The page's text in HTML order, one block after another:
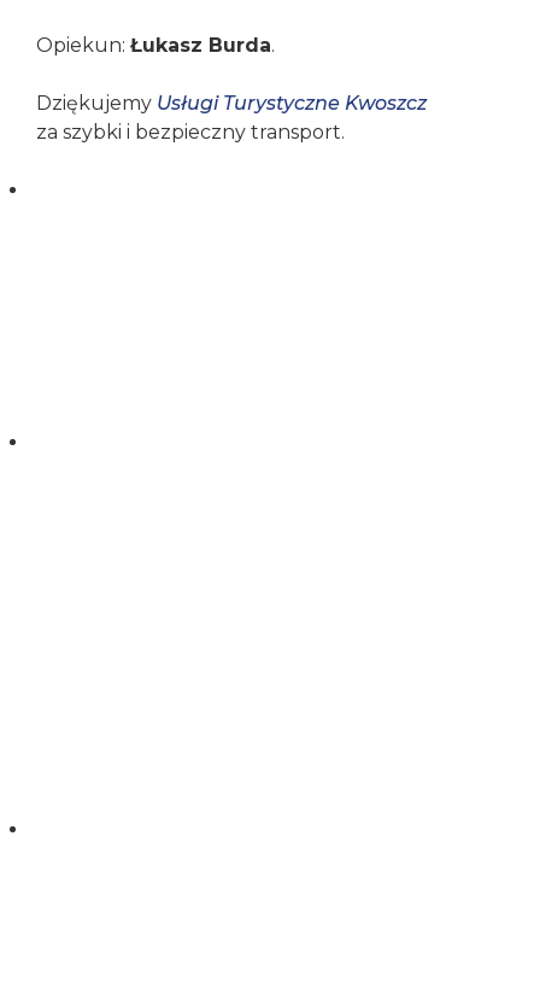
Opiekun: Łukasz Burda.
Dziękujemy Usługi Turystyczne Kwoszcz
za szybki i bezpieczny transport.
najlepiej podczas
twojego
Jeśli odrzucisz te
pliki cookie,